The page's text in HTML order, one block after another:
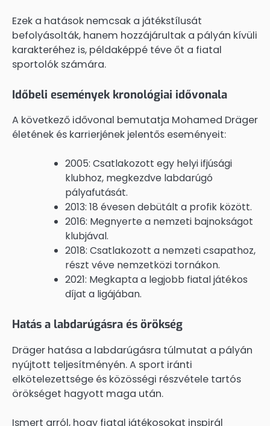
Ezek a hatások nemcsak a játékstílusát
befolyásolták, hanem hozzájárultak a pályán kívüli
karakteréhez is, példaképpé téve őt a fiatal
sportolók számára.
Időbeli események kronológiai idővonala
A következő idővonal bemutatja Mohamed Dräger
életének és karrierjének jelentős eseményeit:
2005: Csatlakozott egy helyi ifjúsági
klubhoz, megkezdve labdarúgó
pályafutását.
2013: 18 évesen debütált a profik között.
2016: Megnyerte a nemzeti bajnokságot
klubjával.
2018: Csatlakozott a nemzeti csapathoz,
részt véve nemzetközi tornákon.
2021: Megkapta a legjobb fiatal játékos
díjat a ligájában.
Hatás a labdarúgásra és örökség
Dräger hatása a labdarúgásra túlmutat a pályán
nyújtott teljesítményén. A sport iránti
elkötelezettsége és közösségi részvétele tartós
örökséget hagyott maga után.
Ismert arról, hogy fiatal játékosokat inspirál